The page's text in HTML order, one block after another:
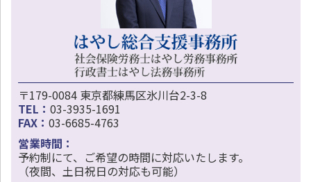
〒179-0084 東京都練馬区氷川台2-3-8
TEL： 03-3935-1691
FAX： 03-6685-4763
営業時間：
予約制にて、ご希望の時間に対応いたします。
（夜間、土日祝日の対応も可能）